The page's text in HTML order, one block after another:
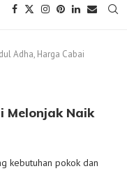
Adha, Harga Cabai
Melonjak Naik
kebutuhan pokok dan